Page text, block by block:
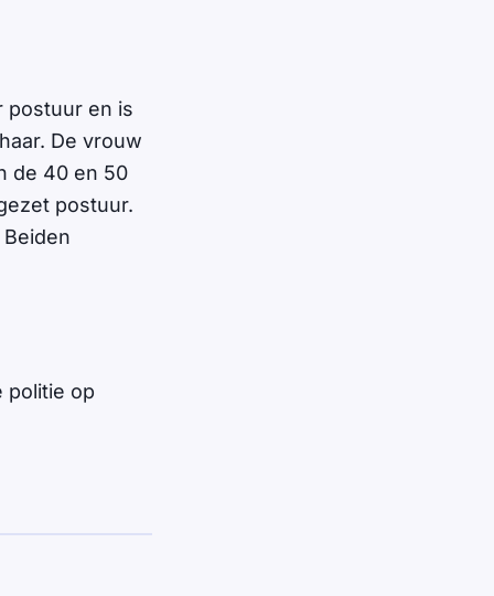
postuur en is
De vrouw
de 40 en 50
postuur.
politie op